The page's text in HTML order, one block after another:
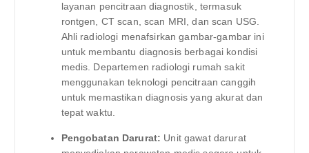
layanan pencitraan diagnostik, termasuk
rontgen, CT scan, scan MRI, dan scan USG.
Ahli radiologi menafsirkan gambar-gambar ini
untuk membantu diagnosis berbagai kondisi
medis. Departemen radiologi rumah sakit
menggunakan teknologi pencitraan canggih
untuk memastikan diagnosis yang akurat dan
tepat waktu.
Pengobatan Darurat: Unit gawat darurat